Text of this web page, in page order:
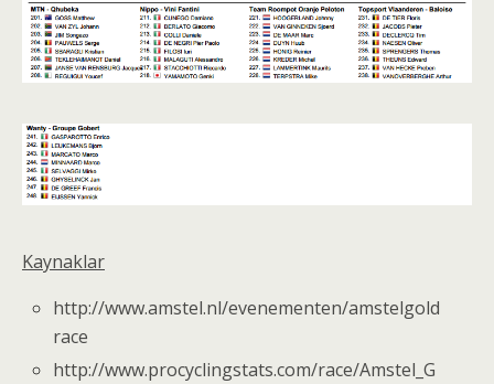
Kaynaklar
http://www.amstel.nl/evenementen/amstelgold
race
http://www.procyclingstats.com/race/Amstel_G